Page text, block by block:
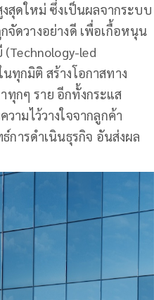
สุดใหม่ ซึ่งเป็นผลจากระบบ
จัดวางอย่างดี เพื่อเกื้อหนุน
led
ทุกมิติ สร้างโอกาสทาง
ทุกๆ ราย อีกทั้งกระแส
ามไว้วางใจจากลูกค้า
การดำเนินธุรกิจ อันส่งผล